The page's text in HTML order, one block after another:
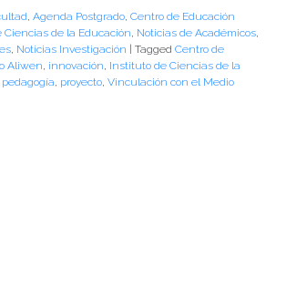
, Agenda Postgrado, Centro de Educación
Ciencias de la Educación, Noticias de Académicos,
, Noticias Investigación Tagged Centro de
Aliwen, innovación, Instituto de Ciencias de la
pedagogía, proyecto, Vinculación con el Medio